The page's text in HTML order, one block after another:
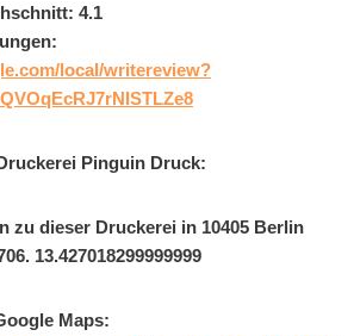
4.1
local/writereview?
Pinguin Druck:
zu dieser Druckerei in 10405 Berlin
13.427018299999999
Maps: